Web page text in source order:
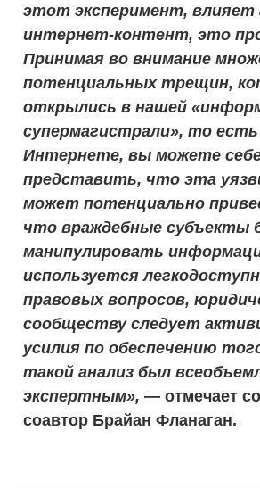
этот эксперимент, влияет
интернет-контент, это
Принимая во внимание
потенциальных трещин,
открылись в нашей
супермагистрали», то
Интернете, вы можете
представить, что эта
может потенциально
что враждебные субъекты
манипулировать
используется
правовых вопросов,
сообществу следует
усилия по обеспечению
такой анализ был
экспертным»,— отмечает
соавтор Брайан Фланаган.